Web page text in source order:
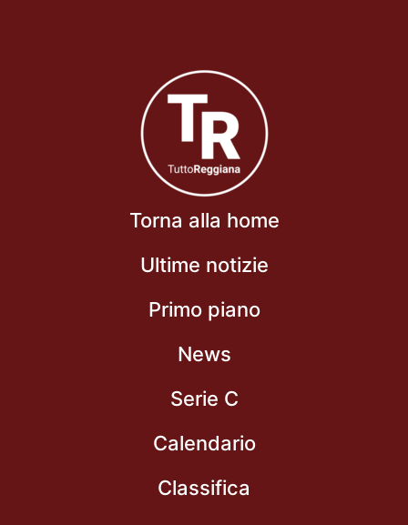
Torna alla home
Ultime notizie
Primo piano
News
Serie C
Calendario
Classifica